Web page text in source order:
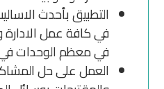
التطبيق بأحدث
في كافة عمل الادارة
في معظم الوحدات
العمل على حل